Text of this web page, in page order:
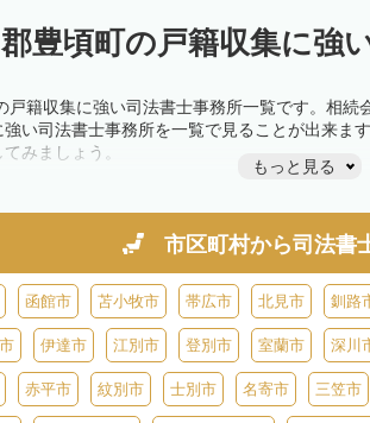
豊頃町の戸籍収集に強
戸籍収集に強い司法書士事務所一覧です。相続
い司法書士事務所を一覧で見ることが出来ま
みましょう。
もっと見る
市区町村から司法書
函館市 苫小牧市 帯広市 北見市 釧路
伊達市 江別市 登別市 室蘭市 深川
赤平市 紋別市 士別市 名寄市 三笠市